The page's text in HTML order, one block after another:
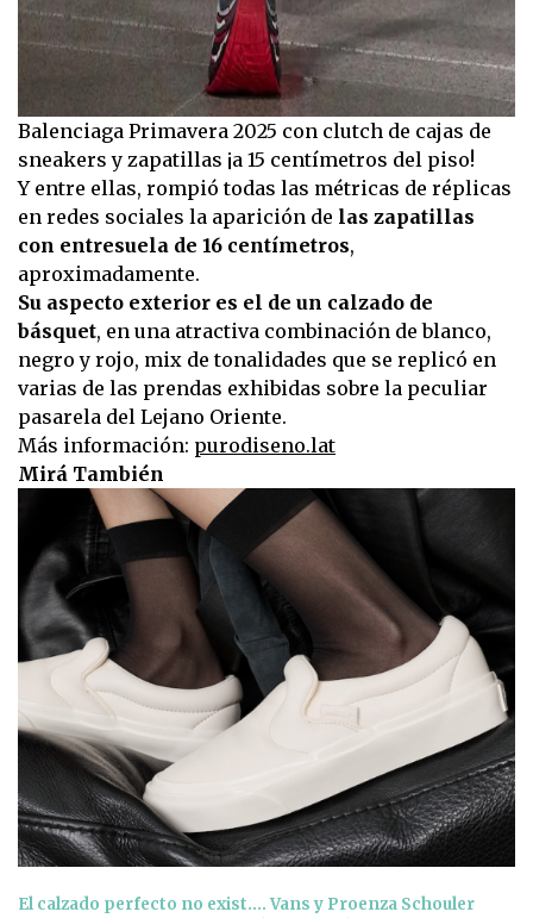
Balenciaga Primavera 2025 con clutch de cajas de
sneakers y zapatillas ¡a 15 centímetros del piso!
Y entre ellas, rompió todas las métricas de réplicas
en redes sociales la aparición de las zapatillas
con entresuela de 16 centímetros,
aproximadamente.
Su aspecto exterior es el de un calzado de
básquet, en una atractiva combinación de blanco,
negro y rojo, mix de tonalidades que se replicó en
varias de las prendas exhibidas sobre la peculiar
pasarela del Lejano Oriente.
Más información: purodiseno.lat
Mirá También
El calzado perfecto no exist…. Vans y Proenza Schouler